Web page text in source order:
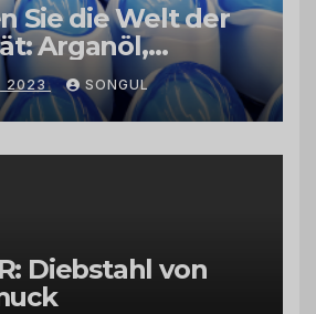
Sie die Welt der
Arganöl,
und
von
und Anbietern
2023 SONGUL
Diebstahl von